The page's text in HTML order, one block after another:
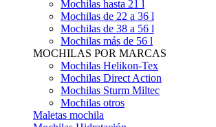
Mochilas hasta 21 l
Mochilas de 22 a 36 l
Mochilas de 38 a 56 l
Mochilas más de 56 l
MOCHILAS POR MARCAS
Mochilas Helikon-Tex
Mochilas Direct Action
Mochilas Sturm Miltec
Mochilas otros
Maletas mochila